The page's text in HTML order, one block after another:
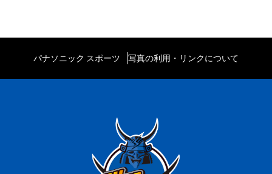
パナソニック スポーツ 写真の利用・リンクについて